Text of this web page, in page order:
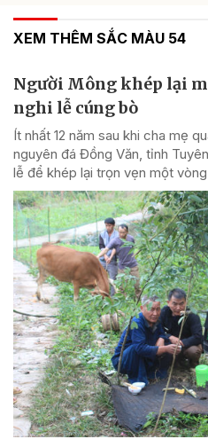
XEM THÊM SẮC MÀU 54
Người Mông khép lại
nghi lễ cúng bò
Ít nhất 12 năm sau khi cha mẹ
nguyên đá Đồng Văn, tỉnh
lễ để khép lại trọn vẹn một